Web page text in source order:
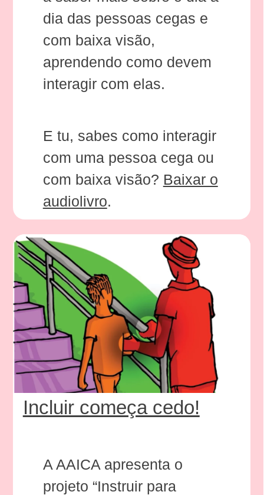
dia das pessoas cegas e
com baixa visão,
aprendendo como devem
interagir com elas.
E tu, sabes como interagir
com uma pessoa cega ou
com baixa visão? Baixar o
audiolivro.
Incluir começa cedo!
A AAICA apresenta o
projeto “Instruir para